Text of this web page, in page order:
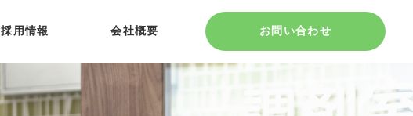
採用情報 会社概要 お問い合わせ